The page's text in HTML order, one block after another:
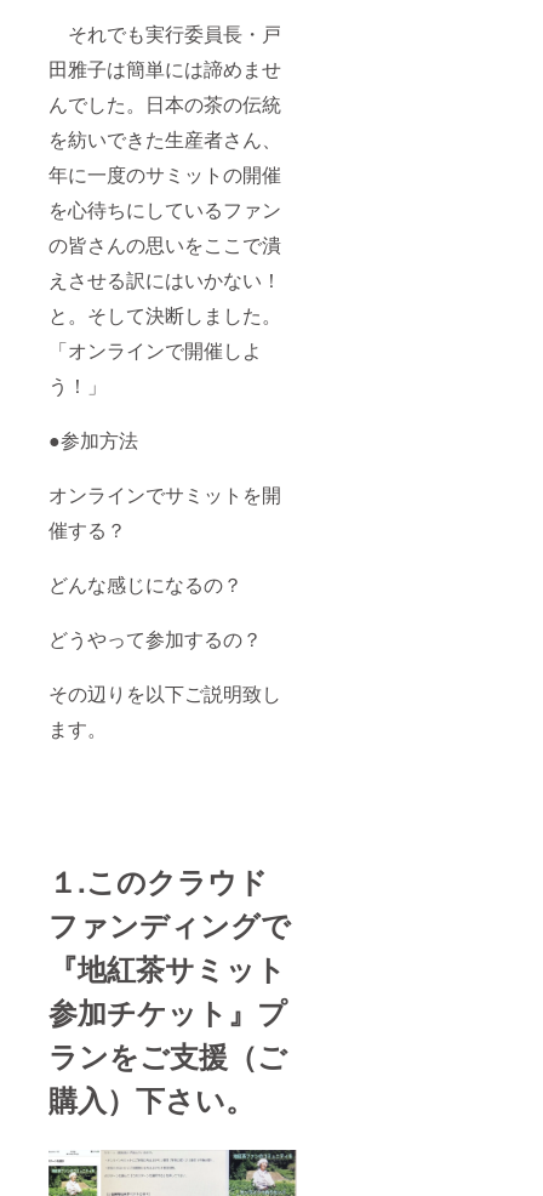
それでも実行委員長・戸
田雅子は簡単には諦めませ
んでした。日本の茶の伝統
を紡いできた生産者さん、
年に一度のサミットの開催
を心待ちにしているファン
の皆さんの思いをここで潰
えさせる訳にはいかない！
と。そして決断しました。
「オンラインで開催しよ
う！」
●参加方法
オンラインでサミットを開
催する？
どんな感じになるの？
どうやって参加するの？
その辺りを以下ご説明致し
ます。
１.このクラウド
ファンディングで
『地紅茶サミット
参加チケット』プ
ランをご支援（ご
購入）下さい。